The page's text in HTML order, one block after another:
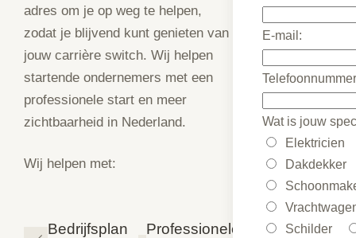
adres om je op weg te helpen,
zodat je blijvend kunt genieten van
jouw carrière switch. Wij helpen
startende ondernemers met een
professionele start en meer
zichtbaarheid in Nederland.
Wij helpen met:
Bedrijfsplan
Professionele
E-mail:
Wat is jouw
Elektricien
Dakdekker
Schilder